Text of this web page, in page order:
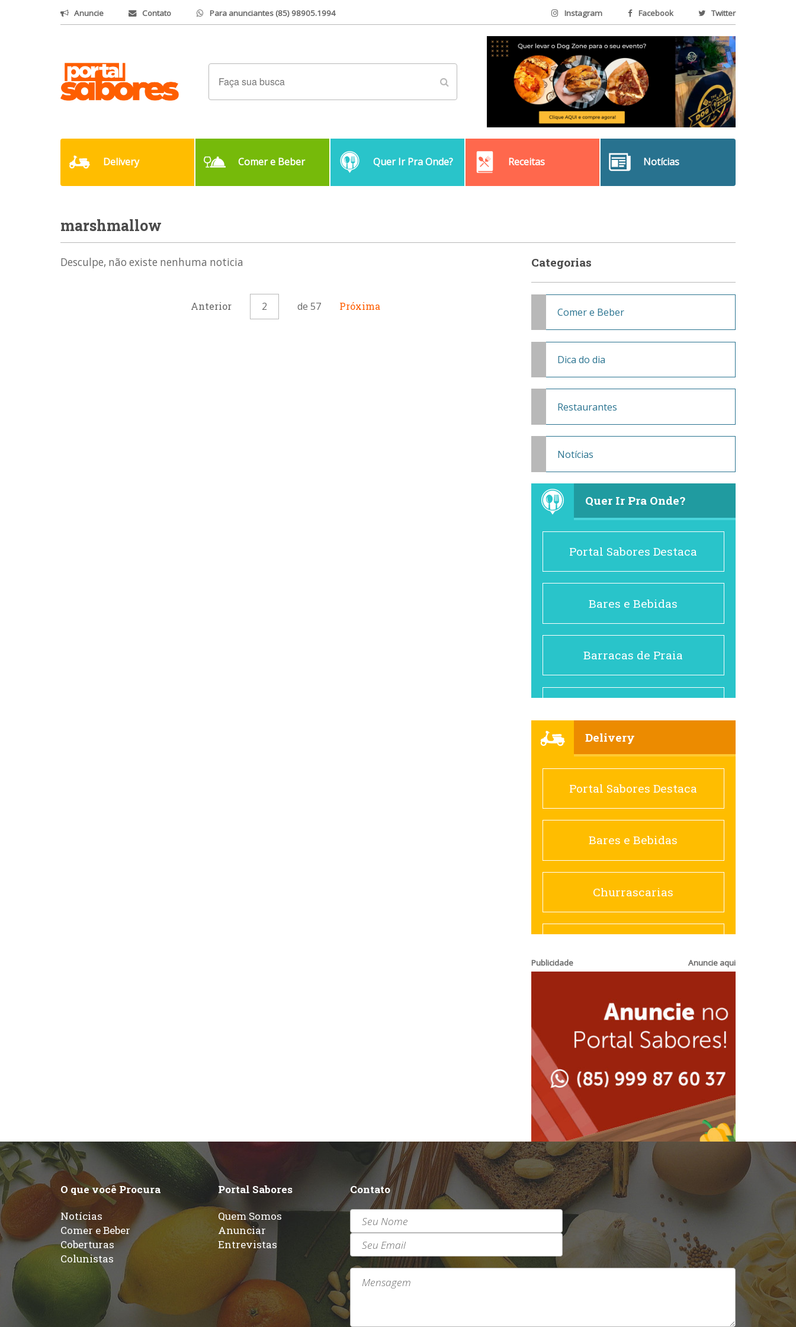
Anuncie Contato Para anunciantes (85) 98905.1994 Instagram Facebook Twitter
Delivery Comer e Beber Quer Ir Pra Onde? Receitas Notícias
marshmallow
Desculpe, não existe nenhuma noticia
Anterior 2 de 57 Próxima
Categorias
Comer e Beber
Dica do dia
Restaurantes
Notícias
Quer Ir Pra Onde?
Portal Sabores Destaca
Bares e Bebidas
Barracas de Praia
Cafés
Churrascarias
Comida saudável
Contemporânea
Espanhola
Francesa
Hamburguerias e
Sanduicherias
Internacional
Japonesa e Oriental
Delivery
Portal Sabores Destaca
Bares e Bebidas
Churrascarias
Sanduicherias
Lanchonetes
Massas
Padarias e Confeitarias
Peixes e Frutos do Mar
Pizzarias
Publicidade Anuncie aqui
O que você Procura
Notícias
Comer e Beber
Coberturas
Colunistas
Portal Sabores
Quem Somos
Anunciar
Entrevistas
Contato